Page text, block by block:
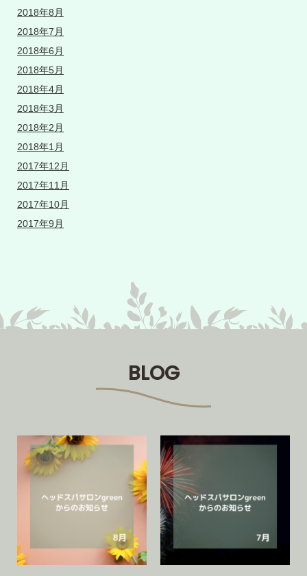
2018年8月
2018年7月
2018年6月
2018年5月
2018年4月
2018年3月
2018年2月
2018年1月
2017年12月
2017年11月
2017年10月
2017年9月
BLOG